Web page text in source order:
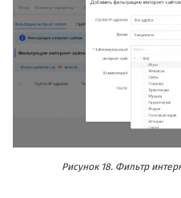
Рисунок 18. Фильтр